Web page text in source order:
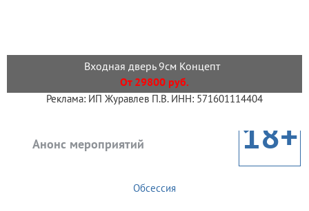
Входная дверь 9см Концепт
От 29800 руб.
Реклама: ИП Журавлев П.В. ИНН: 571601114404
Анонс мероприятий 18+
Обсессия